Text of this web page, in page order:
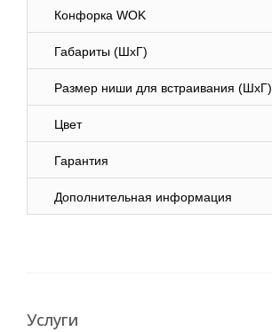
Конфорка WOK
Габариты (ШхГ)
Размер ниши для встраивания (ШхГ)
Цвет
Гарантия
Дополнительная информация
Услуги